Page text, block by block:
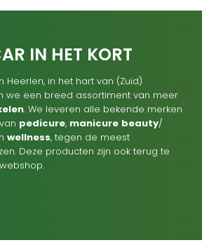
IN HET KORT
Heerlen, in het hart van (Zuid)
we een breed assortiment van meer
. We leveren alle bekende merken
pedicure, manicure beauty/
wellness, tegen de meest
Deze producten zijn ook terug te